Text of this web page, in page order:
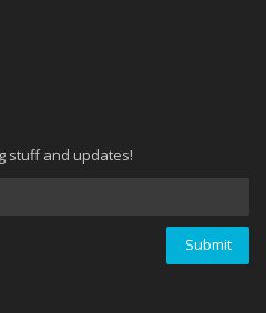
stuff and updates!